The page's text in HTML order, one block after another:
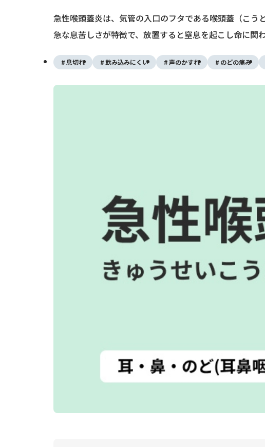
急性喉頭蓋炎は、気管の入口のフタである喉頭蓋（こう
急な息苦しさが特徴で、放置すると窒息を起こし命に関
息切れ 飲み込みにくい 声のかすれ のどの痛み